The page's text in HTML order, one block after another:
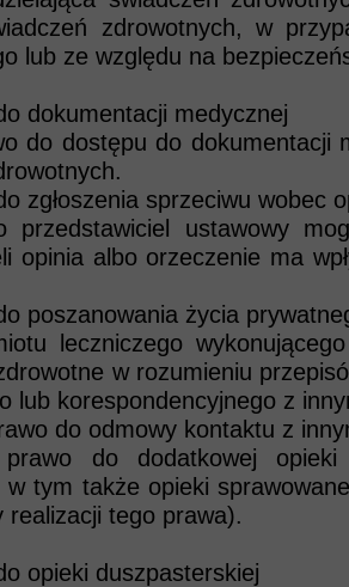
zdrowotnych, w
lub ze względu na
dokumentacji medycznej
do dostępu do
zgłoszenia sprzeciwu wobec
przedstawiciel ustawowy
opinia albo orzeczenie ma
poszanowania życia
leczniczego
w rozumieniu
lub korespondencyjnego z
do odmowy kontaktu z
do dodatkowej opieki
w tym także opieki
realizacji tego prawa).
opieki duszpasterskiej